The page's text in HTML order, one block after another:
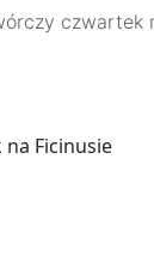
czwartek